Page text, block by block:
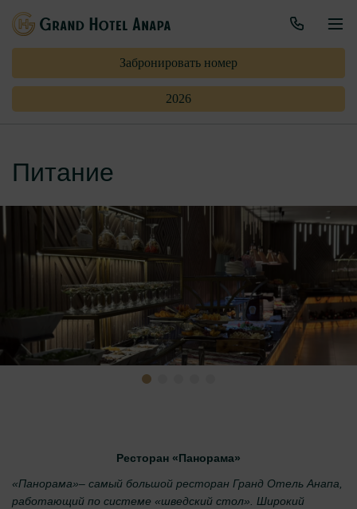
Забронировать номер
2026
Питание
Ресторан «Панорама»
«Панорама»– самый большой ресторан Гранд Отель Анапа,
работающий по системе «шведский стол». Широкий